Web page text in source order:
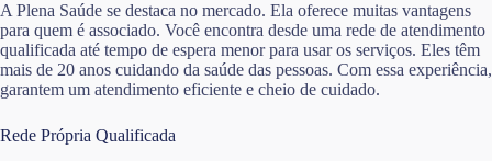
A Plena Saúde se destaca no mercado. Ela oferece muitas vantagens
para quem é associado. Você encontra desde uma rede de atendimento
qualificada até tempo de espera menor para usar os serviços. Eles têm
mais de 20 anos cuidando da saúde das pessoas. Com essa experiência,
garantem um atendimento eficiente e cheio de cuidado.
Rede Própria Qualificada